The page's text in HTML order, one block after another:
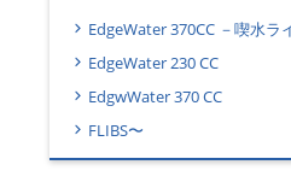
EdgeWater 370CC －喫水
EdgeWater 230 CC
EdgwWater 370 CC
FLIBS〜